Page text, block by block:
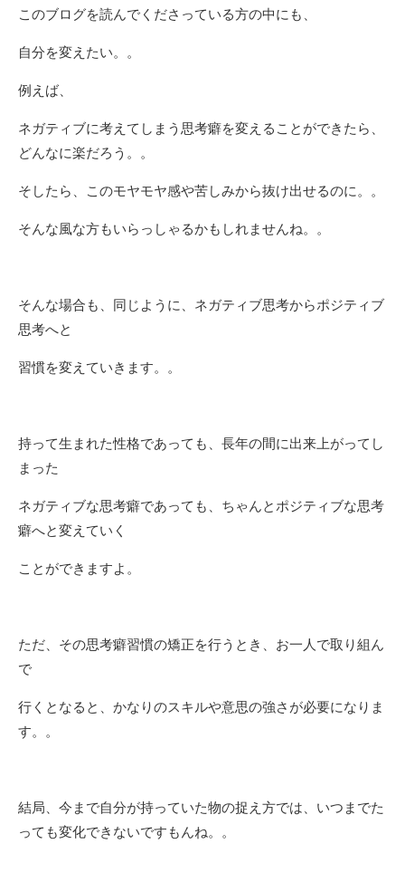
このブログを読んでくださっている方の中にも、
自分を変えたい。。
例えば、
ネガティブに考えてしまう思考癖を変えることができたら、
どんなに楽だろう。。
そしたら、このモヤモヤ感や苦しみから抜け出せるのに。。
そんな風な方もいらっしゃるかもしれませんね。。
そんな場合も、同じように、ネガティブ思考からポジティブ
思考へと
習慣を変えていきます。。
持って生まれた性格であっても、長年の間に出来上がってし
まった
ネガティブな思考癖であっても、ちゃんとポジティブな思考
癖へと変えていく
ことができますよ。
ただ、その思考癖習慣の矯正を行うとき、お一人で取り組ん
で
行くとなると、かなりのスキルや意思の強さが必要になりま
す。。
結局、今まで自分が持っていた物の捉え方では、いつまでた
っても変化できないですもんね。。